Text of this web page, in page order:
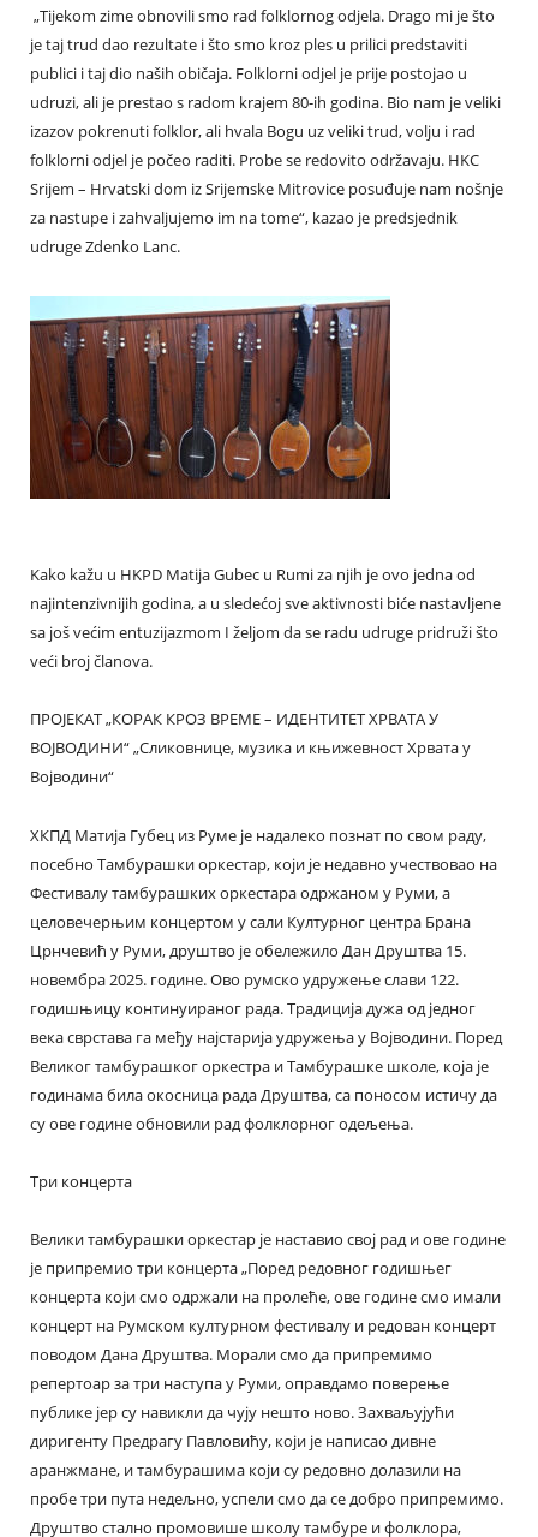
„Tijekom zime obnovili smo rad folklornog odjela. Drago mi je što
je taj trud dao rezultate i što smo kroz ples u prilici predstaviti
publici i taj dio naših običaja. Folklorni odjel je prije postojao u
udruzi, ali je prestao s radom krajem 80-ih godina. Bio nam je veliki
izazov pokrenuti folklor, ali hvala Bogu uz veliki trud, volju i rad
folklorni odjel je počeo raditi. Probe se redovito održavaju. HKC
Srijem – Hrvatski dom iz Srijemske Mitrovice posuđuje nam nošnje
za nastupe i zahvaljujemo im na tome“, kazao je predsjednik
udruge Zdenko Lanc.
Kako kažu u HKPD Matija Gubec u Rumi za njih je ovo jedna od
najintenzivnijih godina, a u sledećoj sve aktivnosti biće nastavljene
sa još većim entuzijazmom I željom da se radu udruge pridruži što
veći broj članova.
ПРОЈЕКАТ „КОРАК КРОЗ ВРЕМЕ – ИДЕНТИТЕТ ХРВАТА У
ВОЈВОДИНИ“ „Сликовнице, музика и књижевност Хрвата у
Војводини“
ХКПД Матија Губец из Руме је надалеко познат по свом раду,
посебно Тамбурашки оркестар, који је недавно учествовао на
Фестивалу тамбурашких оркестара одржаном у Руми, а
целовечерњим концертом у сали Културног центра Брана
Црнчевић у Руми, друштво је обележило Дан Друштва 15.
новембра 2025. године. Ово румско удружење слави 122.
годишњицу континуираног рада. Традиција дужа од једног
века сврстава га међу најстарија удружења у Војводини. Поред
Великог тамбурашког оркестра и Тамбурашке школе, која је
годинама била окосница рада Друштва, са поносом истичу да
су ове године обновили рад фолклорног одељења.
Три концерта
Велики тамбурашки оркестар је наставио свој рад и ове године
је припремио три концерта „Поред редовног годишњег
концерта који смо одржали на пролеће, ове године смо имали
концерт на Румском културном фестивалу и редован концерт
поводом Дана Друштва. Морали смо да припремимо
репертоар за три наступа у Руми, оправдамо поверење
публике јер су навикли да чују нешто ново. Захваљујући
диригенту Предрагу Павловићу, који је написао дивне
аранжмане, и тамбурашима који су редовно долазили на
пробе три пута недељно, успели смо да се добро припремимо.
Друштво стално промовише школу тамбуре и фолклора,